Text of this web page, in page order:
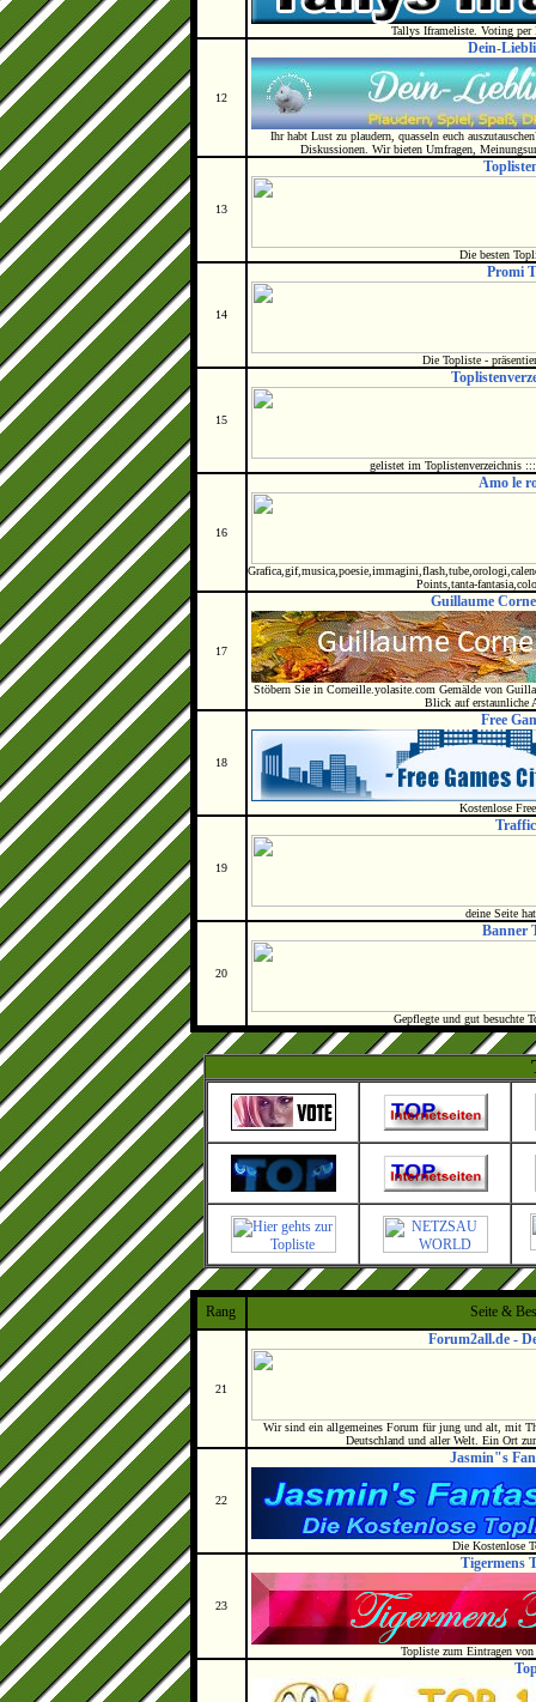
Tallys Iframeliste. Voting
12
Dein-
Ihr habt Lust zu plaudern, quasseln euch
Diskussionen. Wir bieten Umfragen,
13
Die besten
14
Promi
Die Topliste -
15
gelistet im Toplistenverzeichnis
16
Amo le
Points,tanta-
17
Guillaume
Stöbern Sie in Corneille.yolasite.com Gemälde von
Blick auf erstaunliche
18
Free
Kostenlose
19
deine Seite
20
Banner
Gepflegte und gut besuchte
Rang Seite &
21
Forum2all.de -
Wir sind ein allgemeines Forum für jung und alt, mit
Deutschland und aller Welt. Ein Ort
22
Jasmin"s
Die Kostenlose
23
Tigermens
Topliste zum Eintragen